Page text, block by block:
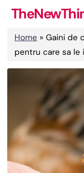
Skip
content
Home » Gaini de
pentru care sa